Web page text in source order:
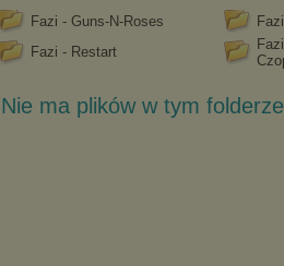
Fazi - Guns-N-Roses
Fazi - Restart
Nie ma plików w tym folderze